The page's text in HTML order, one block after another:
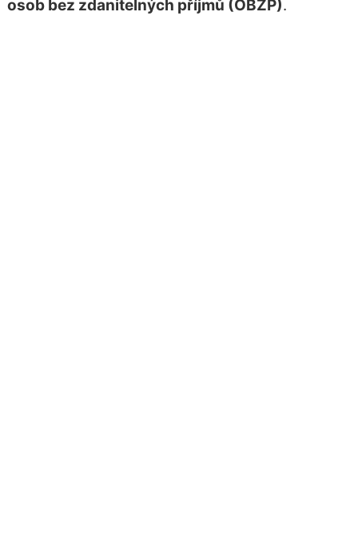
osob bez zdanitelných příjmů (OBZP).